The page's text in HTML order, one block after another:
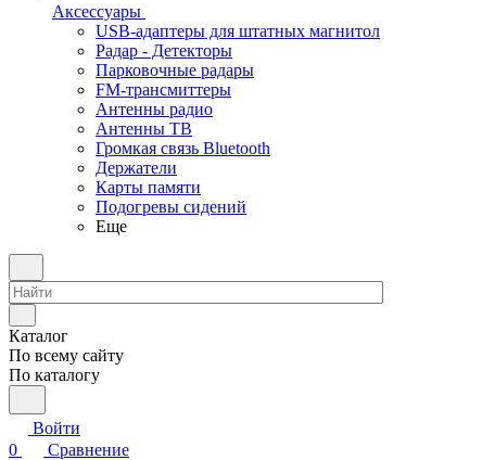
Аксессуары
USB-адаптеры для штатных магнитол
Радар - Детекторы
Парковочные радары
FM-трансмиттеры
Антенны радио
Антенны ТВ
Громкая связь Bluetooth
Держатели
Карты памяти
Подогревы сидений
Еще
Каталог
По всему сайту
По каталогу
Войти
0
Сравнение